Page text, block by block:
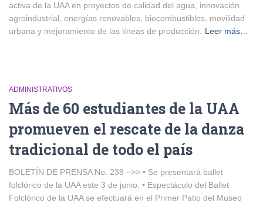
activa de la UAA en proyectos de calidad del agua, innovación
agroindustrial, energías renovables, biocombustibles, movilidad
urbana y mejoramiento de las líneas de producción.
Leer más…
ADMINISTRATIVOS
Más de 60 estudiantes de la UAA
promueven el rescate de la danza
tradicional de todo el país
BOLETÍN DE PRENSA No. 238 –>> • Se presentará ballet
folclórico de la UAA este 3 de junio. • Espectáculo del Ballet
Folclórico de la UAA se efectuará en el Primer Patio del Museo